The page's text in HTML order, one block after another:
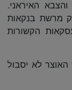
האיראני.
מרשת בנקאות
הקשורות
לא יסבול